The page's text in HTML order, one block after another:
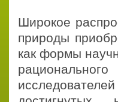
Широкое
природы
как формы